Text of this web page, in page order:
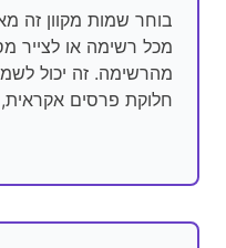
בוחר שמות מקוון זה
מכל רשימה או לצייר
מהרשימה. זה יכול
חלוקת פרסים